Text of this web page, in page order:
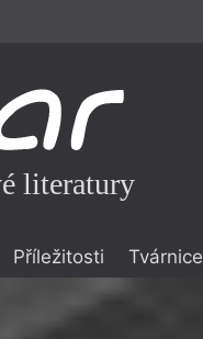
literatury
Příležitosti Tvárnice